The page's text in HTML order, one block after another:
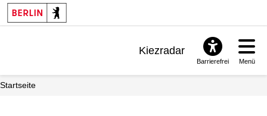
Kiezradar
Barrierefrei Menü
Startseite